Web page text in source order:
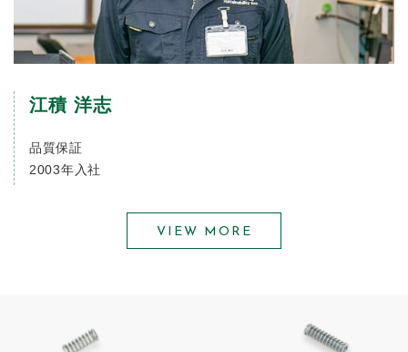
江積 洋志
品質保証
2003年入社
VIEW MORE